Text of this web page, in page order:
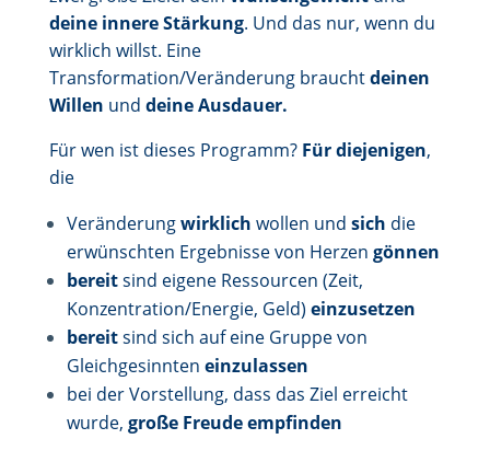
deine innere Stärkung. Und das nur, wenn du
wirklich willst. Eine
Transformation/Veränderung brauchtdeinen
Willen und deine Ausdauer.
Für wen ist dieses Programm? Für diejenigen,
die
Veränderungwirklich wollen und sich die
erwünschten Ergebnisse von Herzen gönnen
bereitsind eigene Ressourcen (Zeit,
Konzentration/Energie, Geld) einzusetzen
bereitsind sich auf eine Gruppe von
Gleichgesinnten einzulassen
bei der Vorstellung, dass das Ziel erreicht
wurde, große Freude empfinden